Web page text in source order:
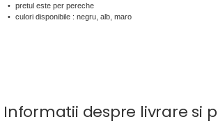
pretul este per pereche
culori disponibile : negru, alb, maro
Informatii despre livrare si